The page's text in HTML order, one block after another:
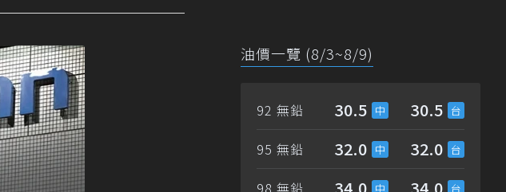
油價一覽 (8/3~8/9)
92 無鉛 30.5 30.5
95 無鉛 32.0 32.0